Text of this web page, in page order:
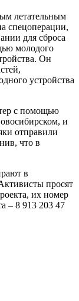
летательным
спецоперации,
для сброса
молодого
Он
устройства
с помощью
и
отправили
что в
в
просят
их номер
– 8 913 203 47